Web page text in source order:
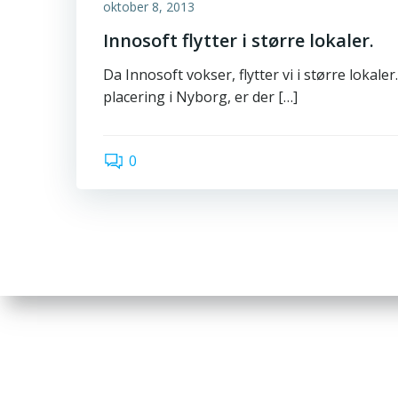
oktober 8, 2013
Innosoft flytter i større lokaler.
Da Innosoft vokser, flytter vi i større
placering i Nyborg, er der […]
0